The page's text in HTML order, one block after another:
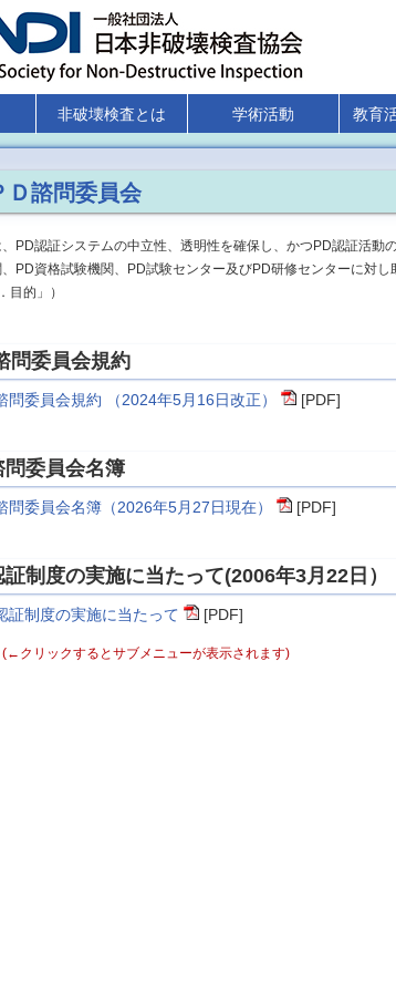
非破壊検査とは 学術活動 教育
Ｄ諮問委員会
PD認証システムの中立性、透明性を確保し、かつPD認証活動
PD資格試験機関、PD試験センター及びPD研修センターに対
目的」）
問委員会規約
問委員会規約 （2024年5月16日改正） [PDF]
問委員会名簿
問委員会名簿（2026年5月27日現在） [PDF]
証制度の実施に当たって(2006年3月22日）
証制度の実施に当たって [PDF]
(←クリックするとサブメニューが表示されます)